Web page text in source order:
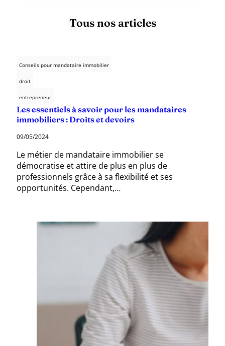
Tous nos articles
Conseils pour mandataire immobilier
droit
entrepreneur
Les essentiels à savoir pour les mandataires
immobiliers : Droits et devoirs
09/05/2024
Le métier de mandataire immobilier se
démocratise et attire de plus en plus de
professionnels grâce à sa flexibilité et ses
opportunités. Cependant,…